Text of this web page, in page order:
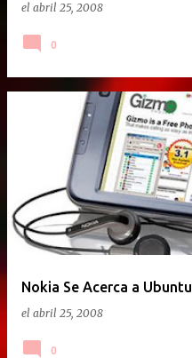
el abril 25, 2008
0
Nokia Se Acerca a Ubuntu
el abril 25, 2008
0